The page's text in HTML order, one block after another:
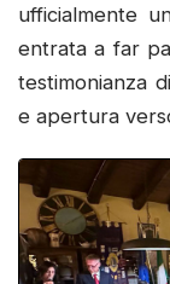
ufficialmente
entrata a far
testimonianza
e apertura